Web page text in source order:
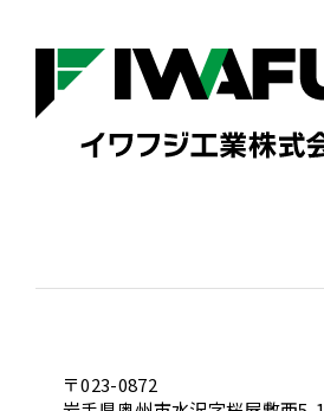
〒023-0872